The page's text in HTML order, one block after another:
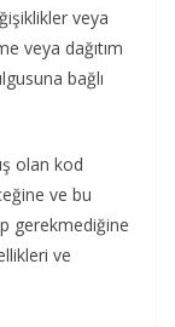
veya
veya dağıtım
bağlı
olan kod
ve bu
gerekmediğine
ve